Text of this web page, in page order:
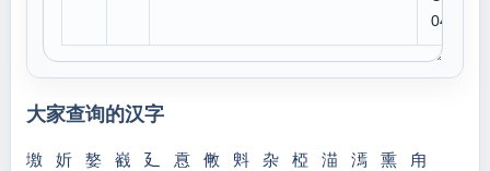
041
大家查询的汉字
墽 妡 嫯 巀 廴 慐 敒 斞 杂 椏 渵 漹 熏 甪